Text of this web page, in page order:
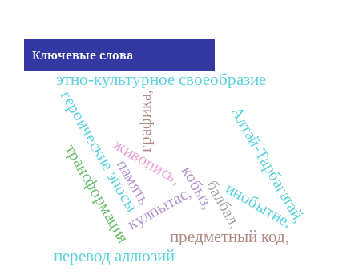
Ключевые слова
живопись,
графика,
кобыз,балбал,
кулпытас,
предметный код,
инобытие,
память
перевод аллюзий
трансформация
этно-культурное своеобразие
Алтай-Тарбагатай,
героические эпосы